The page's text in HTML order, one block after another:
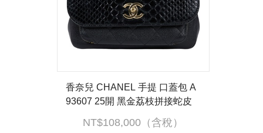
香奈兒 CHANEL 手提 口蓋包 A
93607 25開 黑金荔枝拼接蛇皮
NT$108,000（含稅）